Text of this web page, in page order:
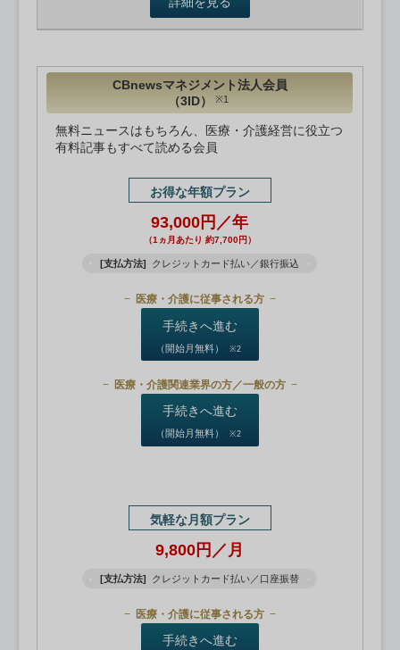
CBnewsマネジメント法人会員
（3ID）
※1
無料ニュースはもちろん、医療・介護経営に役立つ
有料記事もすべて読める会員
お得な年額プラン
93,000円／年
（1ヵ月あたり 約7,700円）
[支払方法] クレジットカード払い／銀行振込
医療・介護に従事される方
手続きへ進む
（開始月無料） ※2
医療・介護関連業界の方／一般の方
手続きへ進む
（開始月無料） ※2
気軽な月額プラン
9,800円／月
[支払方法] クレジットカード払い／口座振替
医療・介護に従事される方
手続きへ進む